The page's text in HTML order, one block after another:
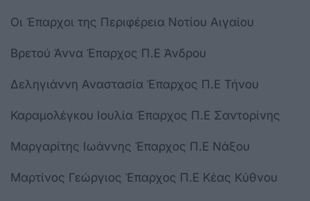
Οι Έπαρχοι της Περιφέρεια Νοτίου Αιγαίου
Βρετού Άννα Έπαρχος Π.Ε Άνδρου
Δεληγιάννη Αναστασία Έπαρχος Π.Ε Τήνου
Καραμολέγκου Ιουλία Έπαρχος Π.Ε Σαντορίνης
Μαργαρίτης Ιωάννης Έπαρχος Π.Ε Νάξου
Μαρτίνος Γεώργιος Έπαρχος Π.Ε Κέας Κύθνου